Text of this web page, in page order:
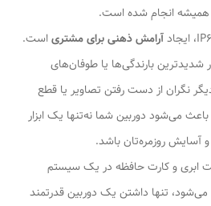
همیشه انجام شده است.
آرامش ذهنی برای مشتری است.
شدیدترین بارندگی‌ها یا طوفان‌های
نگران از دست رفتن تصاویر یا قطع
می‌شود دوربین شما نه‌تنها یک ابزار
آسایش روزمره‌تان باشد.
ابری و کارت حافظه در یک سیستم
تنها داشتن یک دوربین قدرتمند